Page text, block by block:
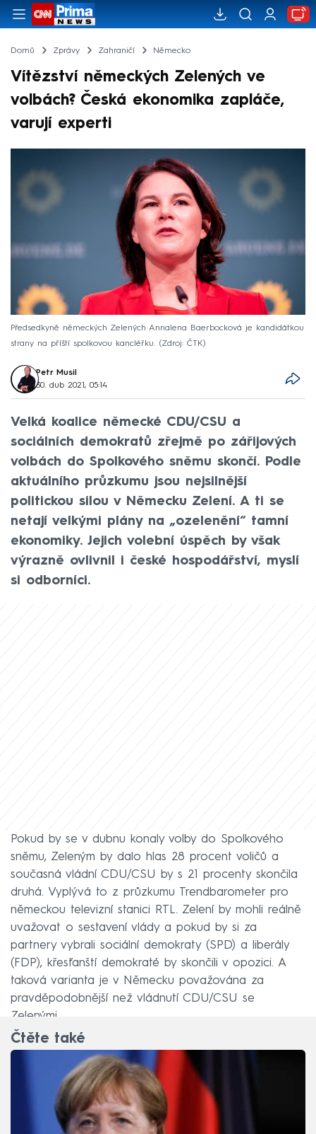
Domů Zprávy Zahraničí Německo
Vítězství německých Zelených ve
volbách? Česká ekonomika zapláče,
varují experti
Předsedkyně německých Zelených Annalena Baerbocková je kandidátkou
strany na příští spolkovou kancléřku.
Zdroj: ČTK
Petr Musil
30. dub 2021, 05:14
Velká koalice německé CDU/CSU a
sociálních demokratů zřejmě po zářijových
volbách do Spolkového sněmu skončí. Podle
aktuálního průzkumu jsou nejsilnější
politickou silou v Německu Zelení. A ti se
netají velkými plány na „ozelenění“ tamní
ekonomiky. Jejich volební úspěch by však
výrazně ovlivnil i české hospodářství, myslí
si odborníci.
Pokud by se v dubnu konaly volby do Spolkového
sněmu, Zeleným by dalo hlas 28 procent voličů a
současná vládní CDU/CSU by s 21 procenty skončila
druhá. Vyplývá to z průzkumu Trendbarometer pro
německou televizní stanici RTL. Zelení by mohli reálně
uvažovat o sestavení vlády a pokud by si za
partnery vybrali sociální demokraty (SPD) a liberály
(FDP), křesťanští demokraté by skončili v opozici. A
taková varianta je v Německu považována za
pravděpodobnější než vládnutí CDU/CSU se
Zelenými.
Čtěte také